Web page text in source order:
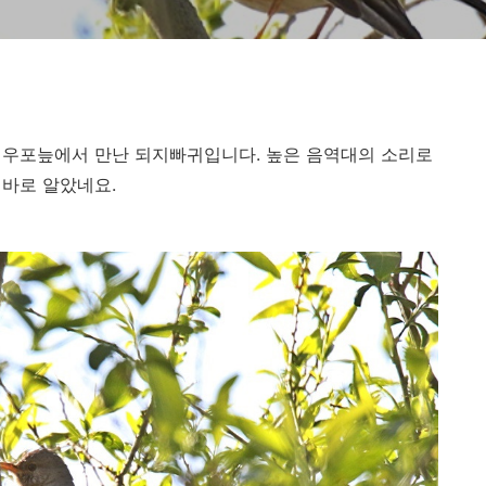
포늪에서 만난 되지빠귀입니다. 높은 음역대의 소리로
바로 알았네요.